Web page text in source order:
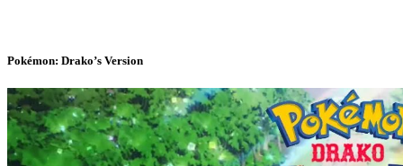
Pokémon: Drako’s Version